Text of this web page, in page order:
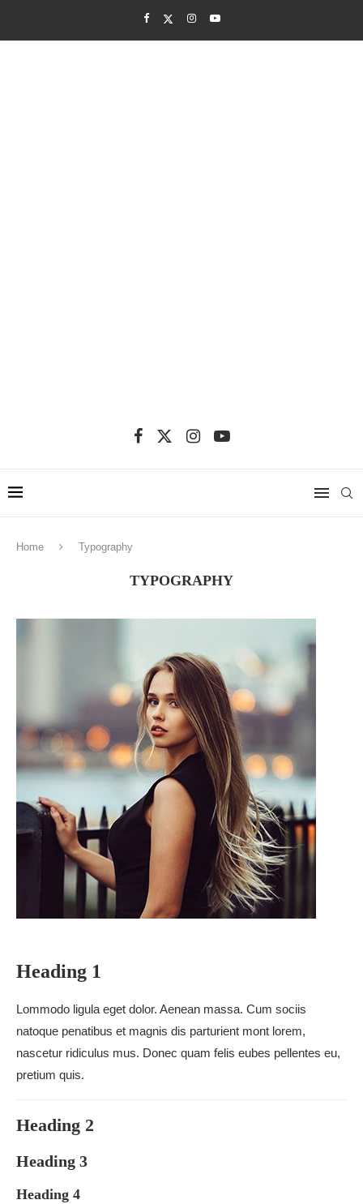
Home Typography
TYPOGRAPHY
Heading 1
Lommodo ligula eget dolor. Aenean massa. Cum sociis
natoque penatibus et magnis dis parturient mont lorem,
nascetur ridiculus mus. Donec quam felis eubes pellentes eu,
pretium quis.
Heading 2
Heading 3
Heading 4